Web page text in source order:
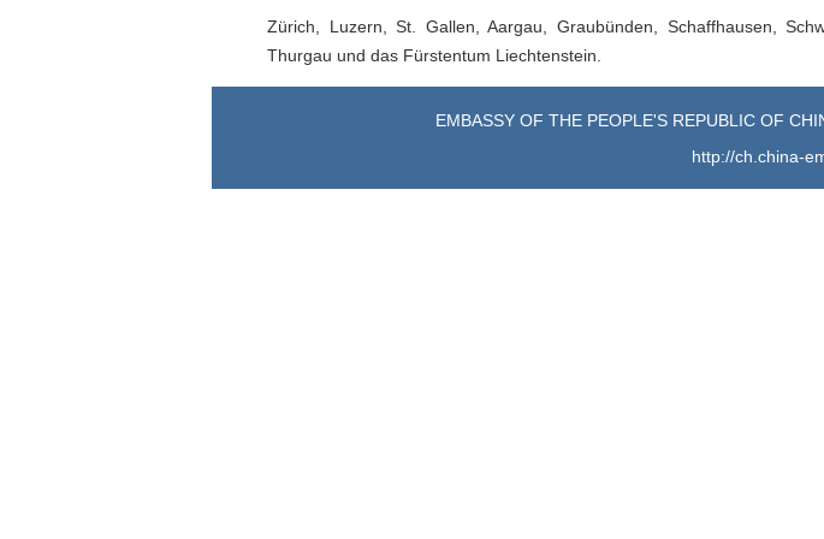
Zürich, Luzern, St. Gallen, Aargau, Graubünden, Schaffhausen,
Thurgau und das Fürstentum Liechtenstein.
EMBASSY OF THE PEOPLE'S REPUBLIC OF
http://ch.china-